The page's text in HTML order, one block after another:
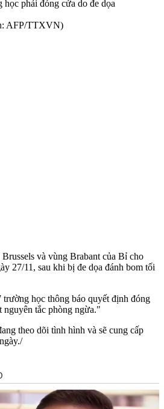
AFP/TTXVN)
và vùng Brabant của Bỉ cho
27/11, sau khi bị đe dọa đánh bom tối
trường học thông báo quyết định đóng
nguyên tắc phòng ngừa."
theo dõi tình hình và sẽ cung cấp